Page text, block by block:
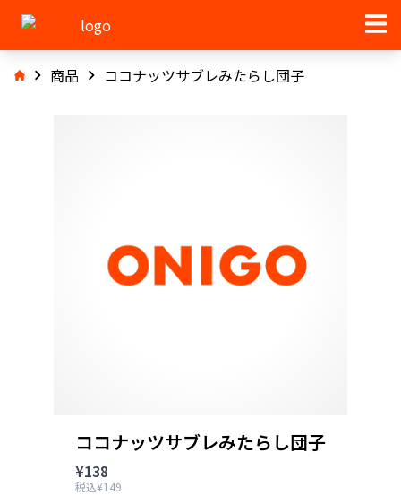
商品 ココナッツサブレみたらし団子
ココナッツサブレみたらし団子
¥138
税込¥149